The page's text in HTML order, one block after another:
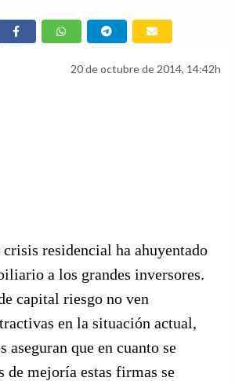
20 de octubre de 2014, 14:42h
crisis residencial ha ahuyentado
a los grandes inversores.
capital riesgo no ven
en la situación actual,
aseguran que en cuanto se
de mejoría estas firmas se